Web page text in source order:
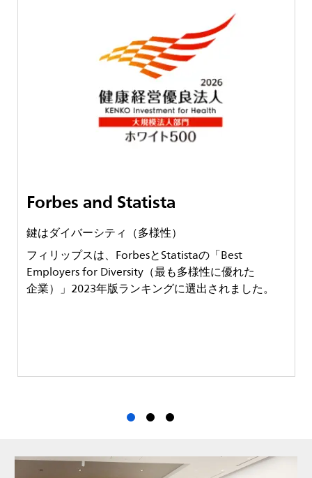
Forbes and Statista
鍵はダイバーシティ（多様性）
フィリップスは、ForbesとStatistaの「Best
Employers for Diversity（最も多様性に優れた
企業）」2023年版ランキングに選出されました。